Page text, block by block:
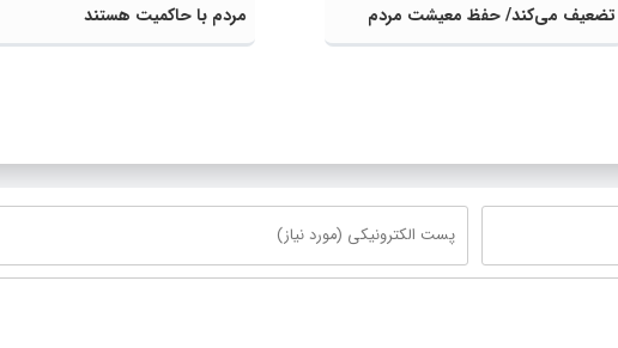
تضعیف می‌کند/ حفظ معیشت مردم
اولویت اصلی دولت است
مردم با حاکمیت هستند